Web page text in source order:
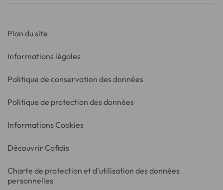
Plan du site
Informations légales
Politique de conservation des données
Politique de protection des données
Informations Cookies
Découvrir Cofidis
Charte de protection et d'utilisation des données
personnelles